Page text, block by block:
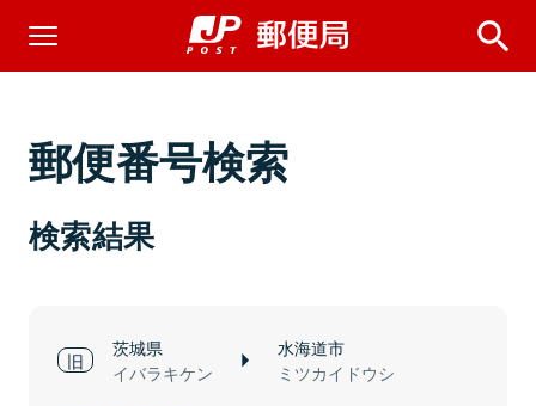
郵便番号検索
検索結果
茨城県
イバラキケン
水海道市
ミツカイドウシ